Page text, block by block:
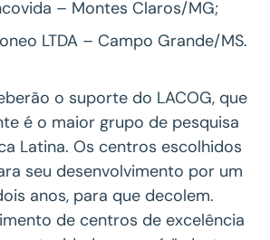
– Montes Claros/MG;
LTDA – Campo Grande/MS.
o suporte do LACOG, que
é o maior grupo de pesquisa
Latina. Os centros escolhidos
seu desenvolvimento por um
anos, para que decolem.
de centros de excelência